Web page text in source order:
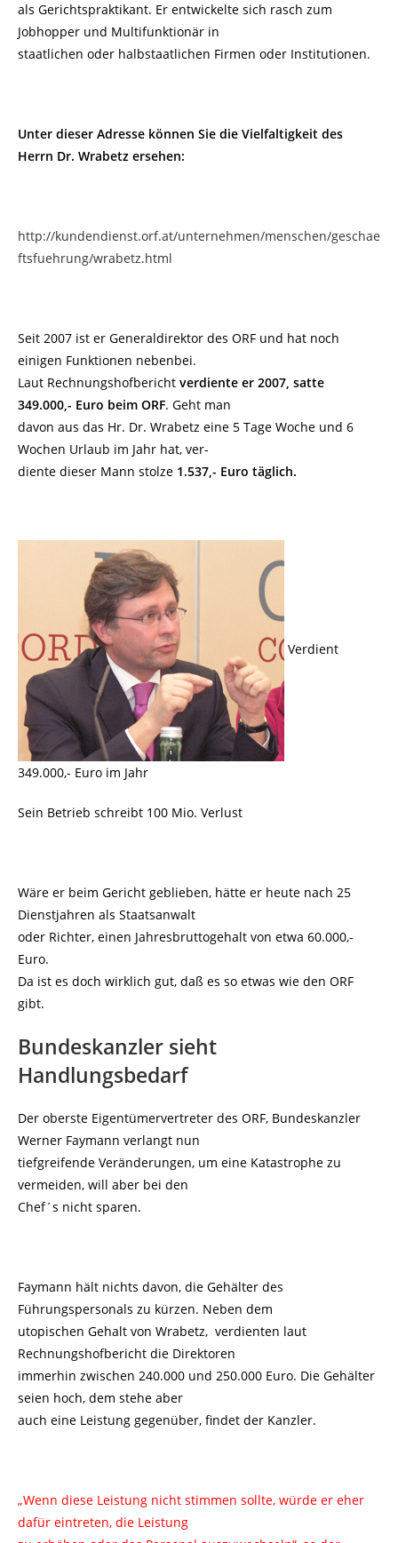
als Gerichtspraktikant. Er entwickelte sich rasch zum
Jobhopper und Multifunktionär in
staatlichen oder halbstaatlichen Firmen oder Institutionen.
Unter dieser Adresse können Sie die Vielfaltigkeit des
Herrn Dr. Wrabetz ersehen:
http://kundendienst.orf.at/unternehmen/menschen/geschae
ftsfuehrung/wrabetz.html
Seit 2007 ist er Generaldirektor des ORF und hat noch
einigen Funktionen nebenbei.
Laut Rechnungshofbericht verdiente er 2007, satte
349.000,- Euro beim ORF. Geht man
davon aus das Hr. Dr. Wrabetz eine 5 Tage Woche und 6
Wochen Urlaub im Jahr hat, ver-
diente dieser Mann stolze 1.537,- Euro täglich.
Verdient
349.000,- Euro im Jahr
Sein Betrieb schreibt 100 Mio. Verlust
Wäre er beim Gericht geblieben, hätte er heute nach 25
Dienstjahren als Staatsanwalt
oder Richter, einen Jahresbruttogehalt von etwa 60.000,-
Euro.
Da ist es doch wirklich gut, daß es so etwas wie den ORF
gibt.
Bundeskanzler sieht
Handlungsbedarf
Der oberste Eigentümervertreter des ORF, Bundeskanzler
Werner Faymann verlangt nun
tiefgreifende Veränderungen, um eine Katastrophe zu
vermeiden, will aber bei den
Chef´s nicht sparen.
Faymann hält nichts davon, die Gehälter des
Führungspersonals zu kürzen. Neben dem
utopischen Gehalt von Wrabetz, verdienten laut
Rechnungshofbericht die Direktoren
immerhin zwischen 240.000 und 250.000 Euro. Die Gehälter
seien hoch, dem stehe aber
auch eine Leistung gegenüber, findet der Kanzler.
„Wenn diese Leistung nicht stimmen sollte, würde er eher
dafür eintreten, die Leistung